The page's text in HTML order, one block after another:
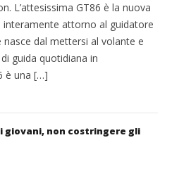
L’attesissima GT86 è la nuova
attorno al guidatore
dal mettersi al volante e
guida quotidiana in
è una […]
giovani, non costringere gli